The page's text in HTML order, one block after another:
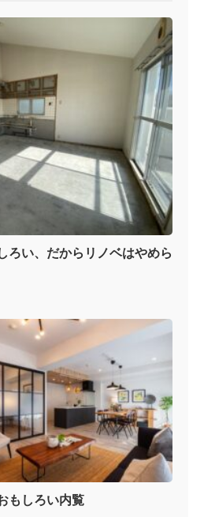
ろい、だからリノベはやめら
もしろい内覧